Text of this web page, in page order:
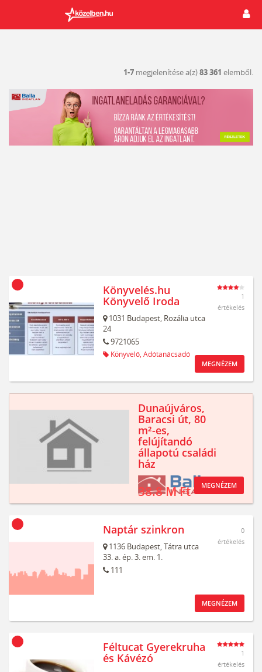
1-7 megjelenítése a(z)83 361 elemből.
Könyvelés.hu
Könyvelő Iroda
1031 Budapest, Rozália utca
24
9721065
Könyvelő, Adótanácsadó
1
értékelés
MEGNÉZEM
Dunaújváros,
Baracsi út, 80
m²-es,
felújítandó
állapotú családi
ház
38.8 M Ft MEGNÉZEM
Naptár szinkron
1136 Budapest,Tátra utca
33. a. ép. 3. em. 1.
111
0
értékelés
MEGNÉZEM
Féltucat Gyerekruha
és Kávézó
1
értékelés